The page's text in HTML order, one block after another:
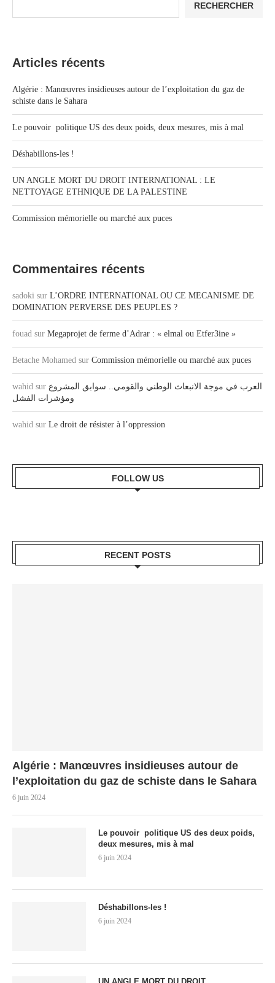
RECHERCHER
Articles récents
Algérie : Manœuvres insidieuses autour de l’exploitation du gaz de
schiste dans le Sahara
Le pouvoir politique US des deux poids, deux mesures, mis à mal
Déshabillons-les !
UN ANGLE MORT DU DROIT INTERNATIONAL : LE
NETTOYAGE ETHNIQUE DE LA PALESTINE
Commission mémorielle ou marché aux puces
Commentaires récents
sadoki sur L’ORDRE INTERNATIONAL OU CE MECANISME DE
DOMINATION PERVERSE DES PEUPLES ?
fouad sur Megaprojet de ferme d’Adrar : « elmal ou Etfer3ine »
Betache Mohamed sur Commission mémorielle ou marché aux puces
wahid sur العرب في موجة الانبعاث الوطني والقومي.. سوابق المشروع
ومؤشرات الفشل
wahid sur Le droit de résister à l’oppression
FOLLOW US
RECENT POSTS
Algérie : Manœuvres insidieuses autour de
l’exploitation du gaz de schiste dans le Sahara
6 juin 2024
Le pouvoir politique US des deux poids,
deux mesures, mis à mal
6 juin 2024
Déshabillons-les !
6 juin 2024